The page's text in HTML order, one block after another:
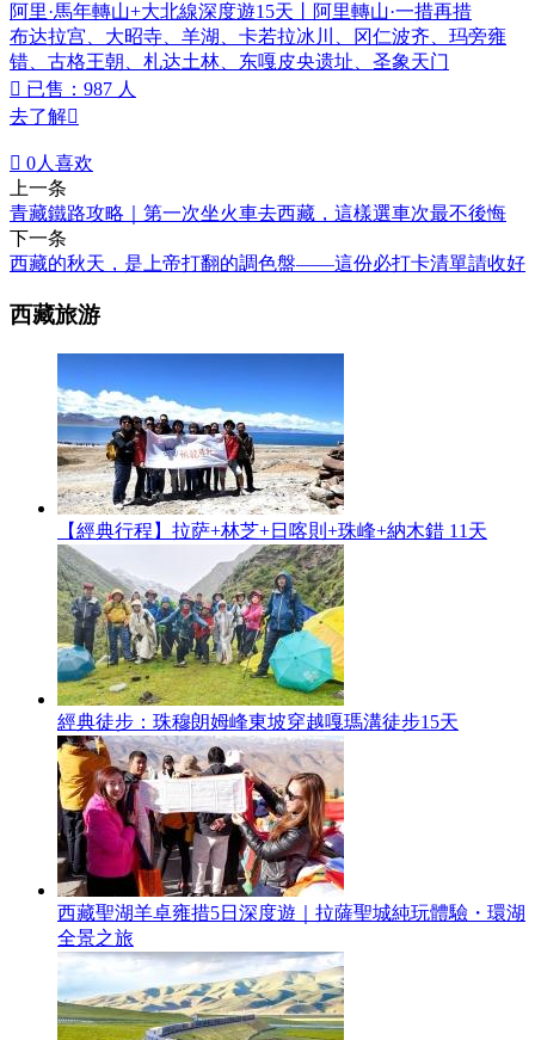
阿里·馬年轉山+大北線深度遊15天丨阿里轉山·一措再措
布达拉宫、大昭寺、羊湖、卡若拉冰川、冈仁波齐、玛旁雍
错、古格王朝、札达土林、东嘎皮央遗址、圣象天门
 已售：987 人
去了解
 0人喜欢
上一条
青藏鐵路攻略｜第一次坐火車去西藏，這樣選車次最不後悔
下一条
西藏的秋天，是上帝打翻的調色盤——這份必打卡清單請收好
西藏旅游
【經典行程】拉萨+林芝+日喀則+珠峰+納木錯 11天
經典徒步：珠穆朗姆峰東坡穿越嘎瑪溝徒步15天
西藏聖湖羊卓雍措5日深度遊｜拉薩聖城純玩體驗・環湖
全景之旅